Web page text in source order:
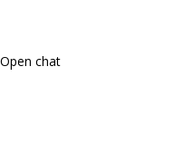
Open chat